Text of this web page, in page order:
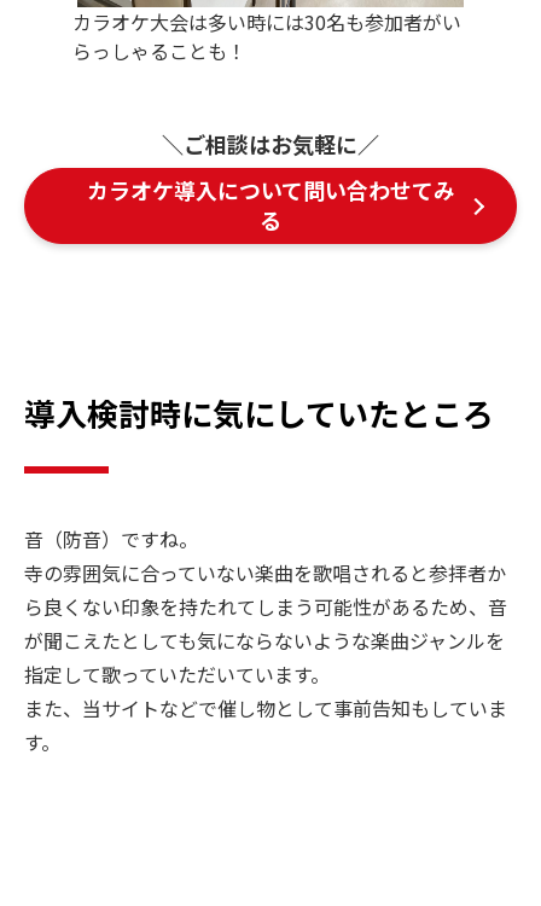
カラオケ大会は多い時には30名も参加者がい
らっしゃることも！
＼ご相談はお気軽に／
カラオケ導入について問い合わせてみ
る
導入検討時に気にしていたところ
音（防音）ですね。
寺の雰囲気に合っていない楽曲を歌唱されると参拝者か
ら良くない印象を持たれてしまう可能性があるため、音
が聞こえたとしても気にならないような楽曲ジャンルを
指定して歌っていただいています。
また、当サイトなどで催し物として事前告知もしていま
す。